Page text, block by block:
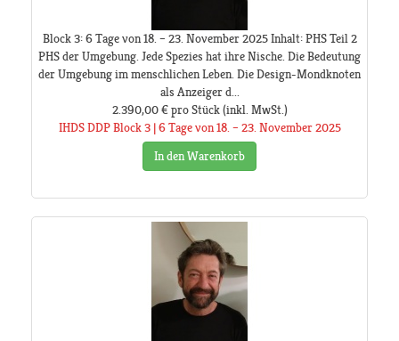
Block 3: 6 Tage von 18. – 23. November 2025 Inhalt: PHS Teil 2
PHS der Umgebung. Jede Spezies hat ihre Nische. Die Bedeutung
der Umgebung im menschlichen Leben. Die Design-Mondknoten
als Anzeiger d...
2.390,00 € pro Stück(inkl. MwSt.)
IHDS DDP Block 3 | 6 Tage von 18. – 23. November 2025
In den Warenkorb